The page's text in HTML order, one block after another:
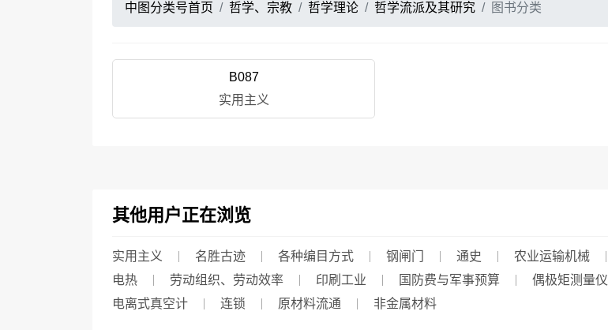
中图分类号首页 哲学、宗教 哲学理论 哲学流派及其研究 图书分类
B087
实用主义
其他用户正在浏览
实用主义 名胜古迹 各种编目方式 钢闸门 通史 农业运输机械
电热
劳动组织、劳动效率 印刷工业 国防费与军事预算 偶极矩测量仪
电离式真空计
连锁 原材料流通 非金属材料